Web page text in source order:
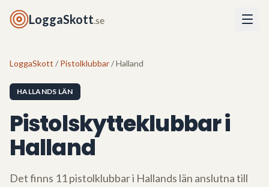
LoggaSkott.se
LoggaSkott / Pistolklubbar/ Halland
HALLANDS LÄN
Pistolskytteklubbar i
Halland
Det finns 11pistolklubbar i Hallands län anslutna till